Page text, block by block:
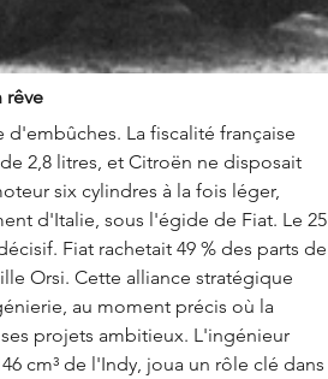
rêve
La fiscalité française
2,8 litres, et Citroën ne disposait
six cylindres à la fois léger,
d'Italie, sous l'égide de Fiat. Le 25
Fiat rachetait 49 % des parts de
Orsi. Cette alliance stratégique
au moment précis où la
projets ambitieux. L'ingénieur
cm³ de l'Indy, joua un rôle clé dans